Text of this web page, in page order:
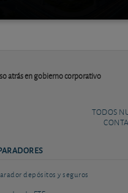
atrás en gobierno corporativo
TODOS
depósitos y seguros